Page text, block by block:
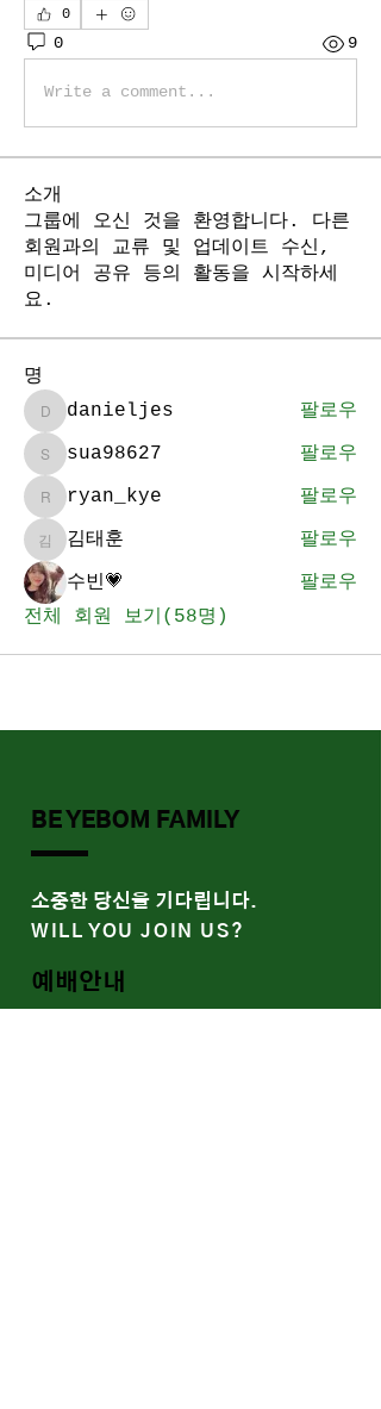
0
0 9
Write a comment...
소개
그룹에 오신 것을 환영합니다. 다른
회원과의 교류 및 업데이트 수신,
미디어 공유 등의 활동을 시작하세
요.
명
danieljes
danieljes 팔로우
sua98627
sua98627 팔로우
ryan_kye
ryan_kye 팔로우
김태훈김태훈
팔로우
수빈💗
팔로우
전체 회원 보기(58명)
BE YEBOM FAMILY
​소중한 당신을 기다립니다.
WILL YOU JOIN US?
예배안내